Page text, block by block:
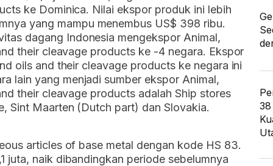
ke Dominica. Nilai ekspor produk ini lebih
yang mampu menembus US$ 398 ribu.
dagang Indonesia mengekspor Animal,
their cleavage products ke -4 negara. Ekspor
oils and their cleavage products ke negara ini
lain yang menjadi sumber ekspor Animal,
their cleavage products adalah Ship stores
Sint Maarten (Dutch part) dan Slovakia.
articles of base metal dengan kode HS 83.
juta, naik dibandingkan periode sebelumnya